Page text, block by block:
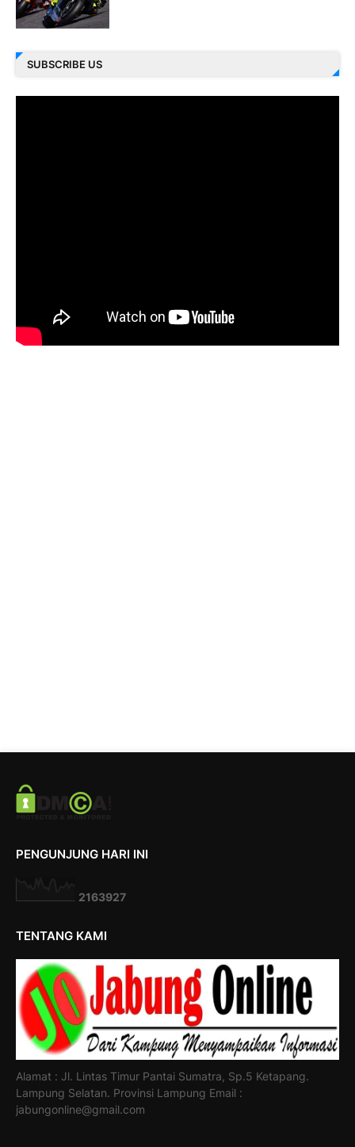
SUBSCRIBE US
PENGUNJUNG HARI INI
2163927
TENTANG KAMI
Alamat : Jl. Lintas Timur Pantai Sumatra, Sp.5 Ketapang.
Lampung Selatan. Provinsi Lampung Email :
jabungonline@gmail.com